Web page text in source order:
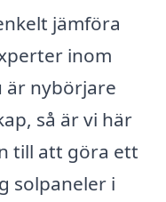
jämföra
inom
är nybörjare
så är vi här
till att göra ett
solpaneler i